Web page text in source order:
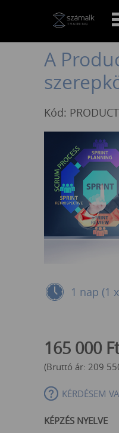
VISSZA
A
Kód:
1 nap (1
165 000
(Bruttó ár: 209
KÉRDÉSEM
KÉPZÉS NYELVE